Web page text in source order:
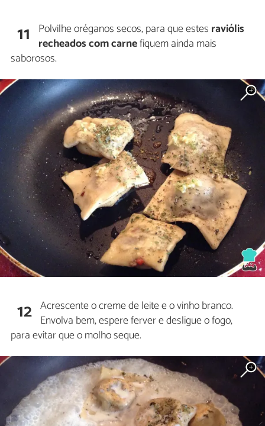
11 Polvilhe oréganos secos, para que estes raviólis
recheados com carnefiquem ainda mais
saborosos.
12 Acrescente o creme de leite e o vinho branco.
Envolva bem, espere ferver e desligue o fogo,
para evitar que o molho seque.